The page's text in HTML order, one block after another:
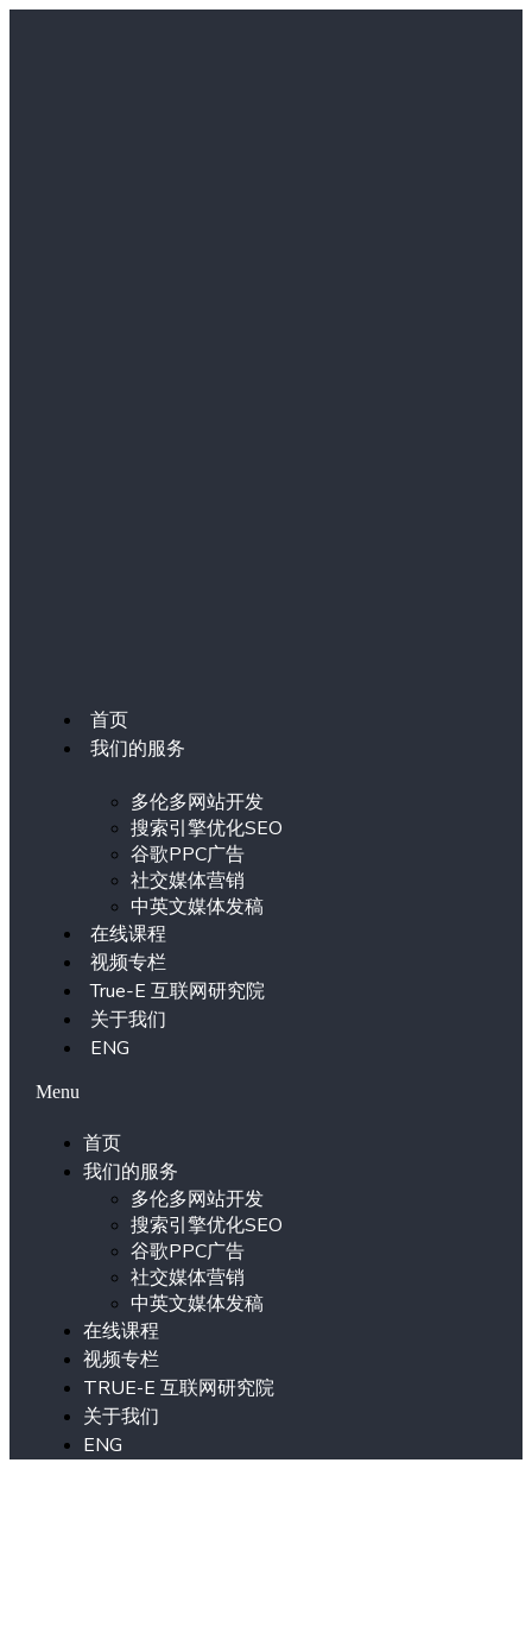
首页
我们的服务
多伦多网站开发
搜索引擎优化SEO
谷歌PPC广告
社交媒体营销
中英文媒体发稿
在线课程
视频专栏
True-E 互联网研究院
关于我们
ENG
Menu
首页
我们的服务
多伦多网站开发
搜索引擎优化SEO
谷歌PPC广告
社交媒体营销
中英文媒体发稿
在线课程
视频专栏
TRUE-E 互联网研究院
关于我们
ENG